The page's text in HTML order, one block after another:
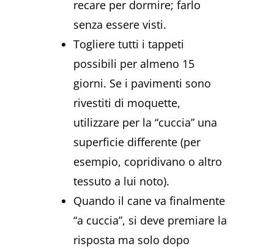
recare per dormire; farlo
senza essere visti.
Togliere tutti i tappeti
possibili per almeno 15
giorni. Se i pavimenti sono
rivestiti di moquette,
utilizzare per la “cuccia” una
superficie differente (per
esempio, copridivano o altro
tessuto a lui noto).
Quando il cane va finalmente
“a cuccia”, si deve premiare la
risposta ma solo dopo